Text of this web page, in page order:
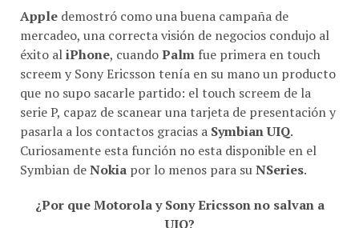
Apple
demostró como una buena campaña de
mercadeo, una correcta visión de negocios condujo al
éxito al iPhone , cuando Palm fue primera en touch
screem y Sony Ericsson tení­a en su mano un producto
que no supo sacarle partido: el touch screem de la
serie P, capaz de scanear una tarjeta de presentación y
pasarla a los contactos gracias aSymbian UIQ
Curiosamente esta función no esta disponible en el
Symbian de Nokia por lo menos para su NSeries
¿Por que Motorola y Sony Ericsson no salvan a
UIQ?